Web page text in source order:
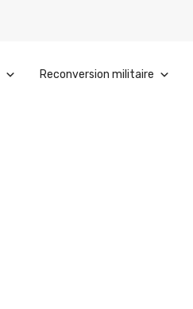
Reconversion militaire